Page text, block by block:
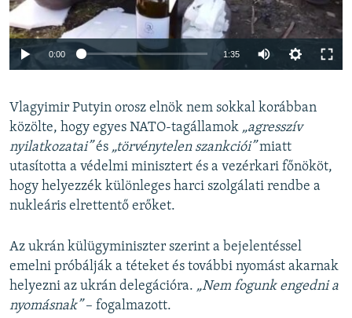
Auto 240p 360p 480p
720p 1080p
0:00 1:35
360p
480p
720p
1080p
Vlagyimir Putyin orosz elnök nem sokkal korábban
közölte, hogy egyes NATO-tagállamok „agresszív
nyilatkozatai”és „törvénytelen szankciói”miatt
utasította a védelmi minisztert és a vezérkari főnököt,
hogy helyezzék különleges harci szolgálati rendbe a
nukleáris elrettentő erőket.
Az ukrán külügyminiszter szerint a bejelentéssel
emelni próbálják a téteket és további nyomást akarnak
helyezni az ukrán delegációra. „Nem fogunk engedni a
nyomásnak”– fogalmazott.